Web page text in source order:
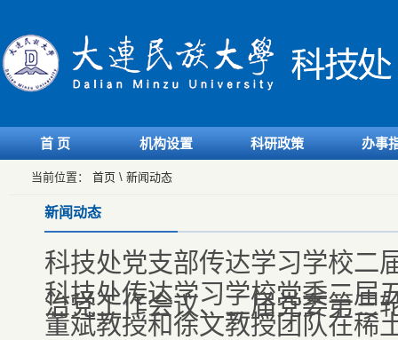
首 页 机构设置 科研政策 办事
当前位置： 首页 \ 新闻动态
新闻动态
科技处党支部传达学习学校二
治党工作会议、二届党委第三
科技处传达学习学校党委二届
董斌教授和徐文教授团队在稀